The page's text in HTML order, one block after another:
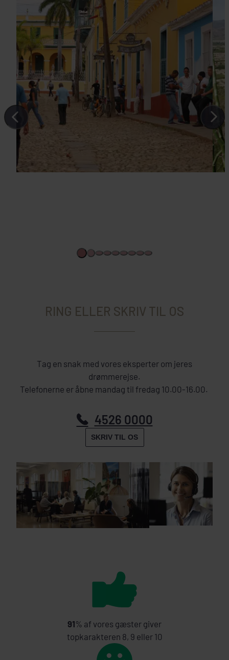
RING ELLER SKRIV TIL OS
Tag en snak med vores eksperter om jeres
drømmerejse.
Telefonerne er åbne mandag til fredag 10.00-16.00.
4526 0000
SKRIV TIL OS
91% af vores gæster giver
topkarakteren 8, 9 eller 10